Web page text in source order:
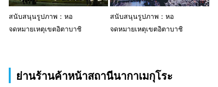
สนับสนุนรูปภาพ：หอ
จดหมายเหตุเขตอิตาบาชิ
สนับสนุนรูปภาพ：หอ
จดหมายเหตุเขตอิตาบาชิ
ย่านร้านค้าหน้าสถานีนากาเมกุโระ